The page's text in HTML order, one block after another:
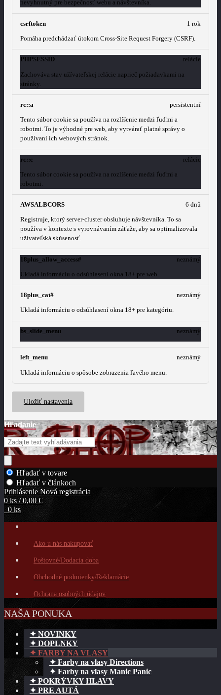
nevyhnutný pre bezpečnosť webu a návštevníka.
csrftoken
Pomáha predchádzať útokom Cross-Site Request Forgery (CSRF).
1 rok
PHPSESSID
Zachováva stav užívateľskej relácie naprieč požiadavkami na
stránky.
relácie
rc::a
Tento súbor cookie sa používa na rozlíšenie medzi ľuďmi a
robotmi. To je výhodné pre web, aby vytvárať platné správy o
používaní ich webových stránok.
persistentní
rc::c
Tento súbor cookie sa používa na rozlíšenie medzi ľuďmi a
robotmi.
relácie
AWSALBCORS
Registruje, ktorý server-cluster obsluhuje návštevníka. To sa
používa v kontexte s vyrovnávaním záťaže, aby sa optimalizovala
užívateľská skúsenosť.
6 dnů
18plus_allow_access#
Ukladá informáciu o odsúhlasení okna 18+ pre web.
neznámý
18plus_cat#
Ukladá informáciu o odsúhlasení okna 18+ pre kategóriu.
neznámý
bs_slide_menu neznámý
left_menu
Ukladá informáciu o spôsobe zobrazenia ľavého menu.
neznámý
Uložiť nastavenia
Hľadanie
Hľadať v tovare
Hľadať v článkoch
PrihlásenieNová registrácia
0 ks / 0,00 €
0 ks
Ako u nás nakupovať
Poštovné/Dodacia doba
Obchodné podmienky/Reklamácie
Ochrana osobných údajov
NAŠA PONUKA
✦ NOVINKY
✦ DOPLNKY
✦ FARBY NA VLASY
✦ Farby na vlasy Directions
✦ Farby na vlasy Manic Panic
✦ POKRÝVKY HLAVY
✦ PRE AUTÁ